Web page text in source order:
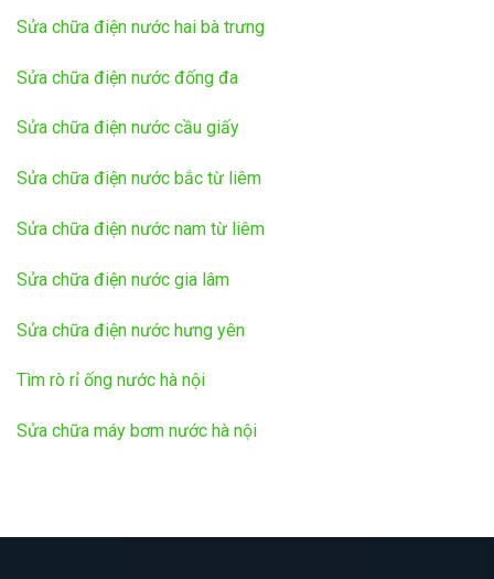
Sửa chữa điện nước hai bà trưng
Sửa chữa điện nước đống đa
Sửa chữa điện nước cầu giấy
Sửa chữa điện nước bắc từ liêm
Sửa chữa điện nước nam từ liêm
Sửa chữa điện nước gia lâm
Sửa chữa điện nước hưng yên
Tìm rò rỉ ống nước hà nội
Sửa chữa máy bơm nước hà nội